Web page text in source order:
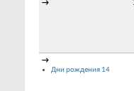
→
→
Дни рождения 14